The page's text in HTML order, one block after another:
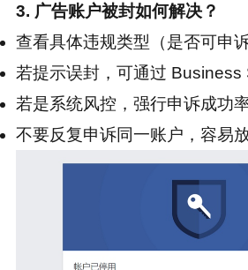
3. 广告账户被封如何解决？
查看具体违规类型（是否可申诉
若提示误封，可通过 Business
若是系统风控，强行申诉成功
不要反复申诉同一账户，容易